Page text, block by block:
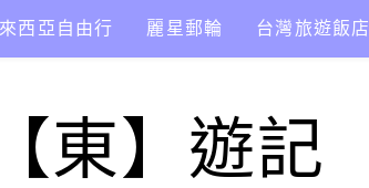
西亞自由行 麗星郵輪 台灣旅遊飯店
東】遊記